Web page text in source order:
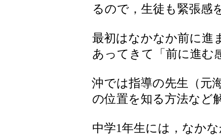
るので，生徒も緊張感
最初はなかなか前に進
あってきて「前に進む
沖では指導の先生（元
の位置を知る方法など
中学1年生には，なか